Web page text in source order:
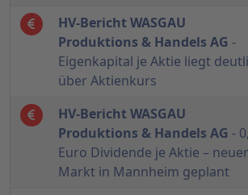
HV-Bericht WASGAU
Produktions & Handels AG -
Eigenkapital je Aktie liegt
über Aktienkurs
HV-Bericht WASGAU
Produktions & Handels AG -
Euro Dividende je Aktie – neuer
Markt in Mannheim geplant